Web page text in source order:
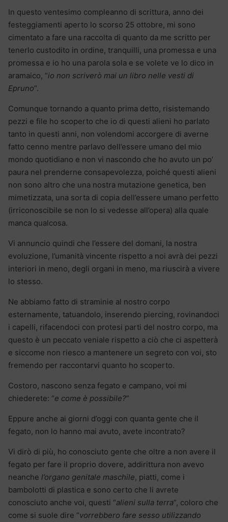
In questo ventesimo compleanno di scrittura, anno dei
festeggiamenti aperto lo scorso 25 ottobre, mi sono
cimentato a fare una raccolta di quanto da me scritto per
tenerlo custodito in ordine, tranquilli, una promessa e una
promessa e io ho una parola sola e se volete ve lo dico in
aramaico, “io non scriverò mai un libro nelle vesti di
Epruno”.
Comunque tornando a quanto prima detto, risistemando
pezzi e file ho scoperto che io di questi alieni ho parlato
tanto in questi anni, non volendomi accorgere di averne
fatto cenno mentre parlavo dell’essere umano del mio
mondo quotidiano e non vi nascondo che ho avuto un po’
paura nel prenderne consapevolezza, poiché questi alieni
non sono altro che una nostra mutazione genetica, ben
mimetizzata, una sorta di copia dell’essere umano perfetto
(irriconoscibile se non lo si vedesse all’opera) alla quale
manca qualcosa.
Vi annuncio quindi che l’essere del domani, la nostra
evoluzione, l’umanità vincente rispetto a noi avrà dei pezzi
interiori in meno, degli organi in meno, ma riuscirà a vivere
lo stesso.
Ne abbiamo fatto di straminie al nostro corpo
esternamente, tatuandolo, inserendo piercing, rovinandoci
i capelli, rifacendoci con protesi parti del nostro corpo, ma
questo è un peccato veniale rispetto a ciò che ci aspetterà
e siccome non riesco a mantenere un segreto con voi, sto
fremendo per raccontarvi quanto ho scoperto.
Costoro, nascono senza fegato e campano, voi mi
chiederete: “e come è possibile?”
Eppure anche ai giorni d’oggi con quanta gente che il
fegato, non lo hanno mai avuto, avete incontrato?
Vi dirò di più, ho conosciuto gente che oltre a non avere il
fegato per fare il proprio dovere, addirittura non avevo
neanche l’organo genitale maschile, piatti, come i
bambolotti di plastica e sono certo che li avrete
conosciuto anche voi, questi “alieni sulla terra”, coloro che
come si suole dire “vorrebbero fare sesso utilizzando